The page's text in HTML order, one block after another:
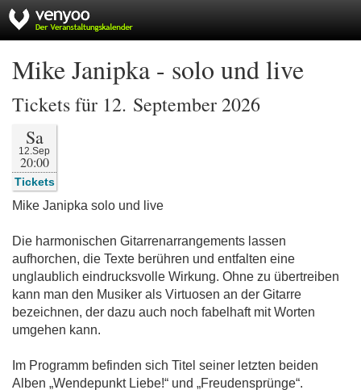
Mike Janipka - solo und live
Tickets für 12. September 2026
Sa
12.Sep
20:00
Tickets
Mike Janipka solo und live
Die harmonischen Gitarrenarrangements lassen
aufhorchen, die Texte berühren und entfalten eine
unglaublich eindrucksvolle Wirkung. Ohne zu übertreiben
kann man den Musiker als Virtuosen an der Gitarre
bezeichnen, der dazu auch noch fabelhaft mit Worten
umgehen kann.
Im Programm befinden sich Titel seiner letzten beiden
Alben „Wendepunkt Liebe!“ und „Freudensprünge“.